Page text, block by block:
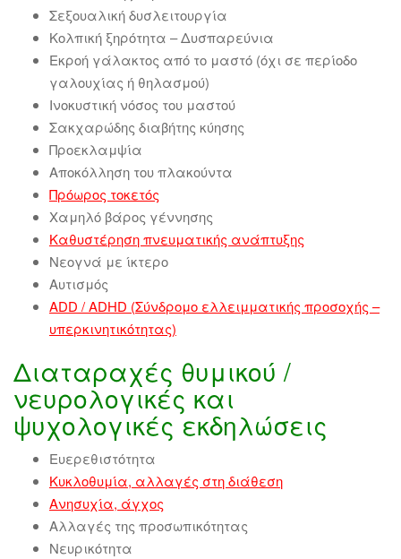
Σεξουαλική δυσλειτουργία
Κολπική ξηρότητα – Δυσπαρεύνια
Εκροή γάλακτος από το μαστό (όχι σε περίοδο
γαλουχίας ή θηλασμού)
Ινοκυστική νόσος του μαστού
Σακχαρώδης διαβήτης κύησης
Προεκλαμψία
Αποκόλληση του πλακούντα
Πρόωρος τοκετός
Χαμηλό βάρος γέννησης
Καθυστέρηση πνευματικής ανάπτυξης
Νεογνά με ίκτερο
Αυτισμός
ADD / ADHD (Σύνδρομο ελλειμματικής προσοχής –
υπερκινητικότητας)
Διαταραχές θυμικού /
νευρολογικές και
ψυχολογικές εκδηλώσεις
Ευερεθιστότητα
Κυκλοθυμία, αλλαγές στη διάθεση
Ανησυχία, άγχος
Αλλαγές της προσωπικότητας
Νευρικότητα